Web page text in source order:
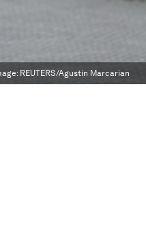
REUTERS/Agustin Marcarian